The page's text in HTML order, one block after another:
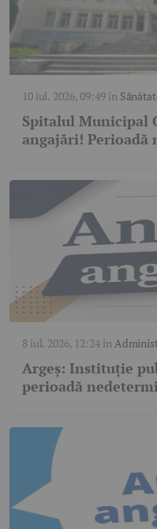
10 iul. 2026, 09:49în
Spitalul Municipal
angajări! Perioadă
8 iul. 2026, 12:24în
Argeș: Instituție
perioadă